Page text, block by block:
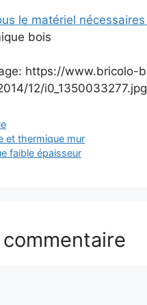
le matériel
bois
https://www.bricolo-
12/i0_1350033277.jpg
et thermique mur
faible épaisseur